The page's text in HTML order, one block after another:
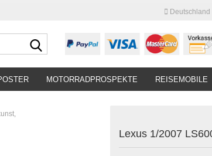
Deutschland
Suche...
MOTORRADPROSPEKTE REISEMOBILE
Lexus 1/2007